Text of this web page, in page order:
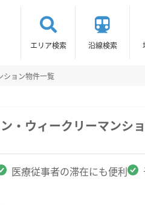
エリア検索 沿線検索
ション物件一覧
・ウィークリーマンシ
医療従事者の滞在にも便利